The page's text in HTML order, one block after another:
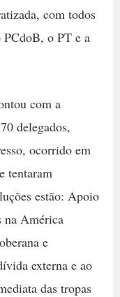
com todos
o PT e a
com a
delegados,
ocorrido em
tentaram
estão: Apoio
na América
e
externa e ao
das tropas